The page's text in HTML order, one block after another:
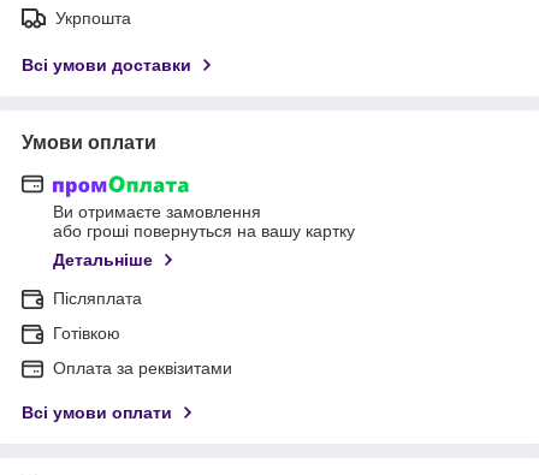
Укрпошта
Всі умови доставки
Умови оплати
Ви отримаєте замовлення
або гроші повернуться на вашу картку
Детальніше
Післяплата
Готівкою
Оплата за реквізитами
Всі умови оплати